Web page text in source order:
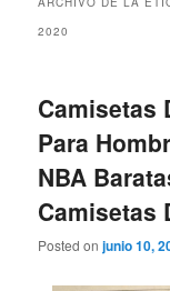
2020
Camisetas
Para
NBA
Camisetas
Posted onjunio 10,